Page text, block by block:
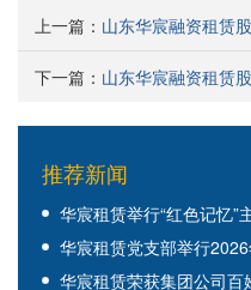
上一篇： 山东华宸融资租赁股
下一篇： 山东华宸融资租赁股
推荐新闻
华宸租赁举行“红色记忆”
华宸租赁荣获集团公司百